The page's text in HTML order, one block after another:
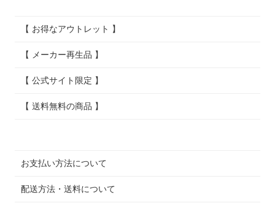
【 お得なアウトレット 】
【 メーカー再生品 】
【 公式サイト限定 】
【 送料無料の商品 】
お支払い方法について
配送方法・送料について